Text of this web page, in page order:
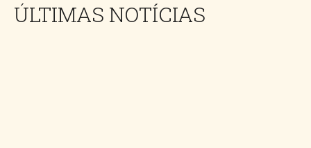
ÚLTIMAS NOTÍCIAS